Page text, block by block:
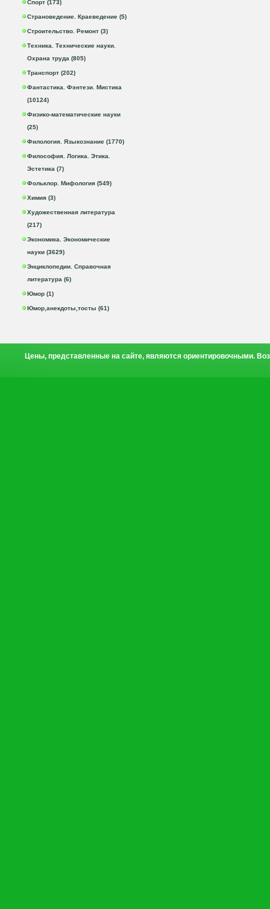
Спорт (173)
Страноведение. Краеведение (5)
Строительство. Ремонт (3)
Техника. Технические науки.
Охрана труда (805)
Транспорт (202)
Фантастика. Фэнтези. Мистика
(10124)
Физико-математические науки
(25)
Филология. Языкознание (1770)
Философия. Логика. Этика.
Эстетика (7)
Фольклор. Мифология (549)
Химия (3)
Художественная литература
(217)
Экономика. Экономические
науки (3629)
Энциклопедии. Справочная
литература (6)
Юмор (1)
Юмор,анекдоты,тосты (61)
Цены, представленные на сайте, являются ориентировочными.